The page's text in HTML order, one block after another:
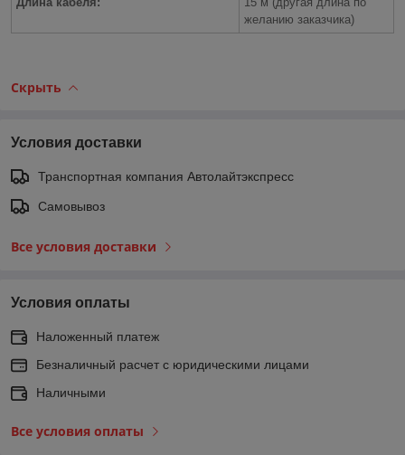
желанию заказчика)
Скрыть
Условия доставки
Транспортная компания Автолайтэкспресс
Самовывоз
Все условия доставки
Условия оплаты
Наложенный платеж
Безналичный расчет с юридическими лицами
Наличными
Все условия оплаты